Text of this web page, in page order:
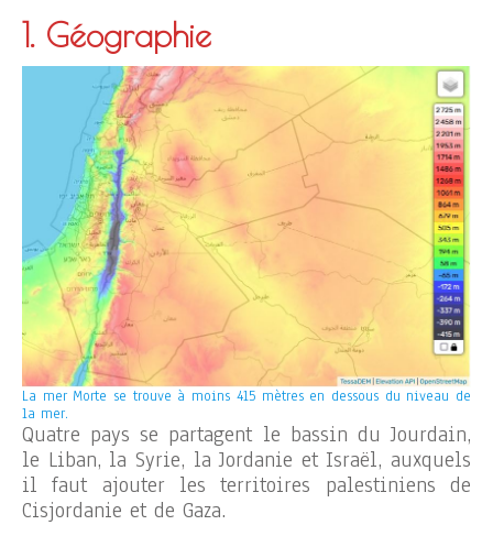
1. Géographie
La mer Morte se trouve à moins 415 mètres en dessous du niveau de
la mer.
Quatre pays se partagent le bassin du Jourdain,
le Liban, la Syrie, la Jordanie et Israël, auxquels
il faut ajouter les territoires palestiniens de
Cisjordanie et de Gaza.